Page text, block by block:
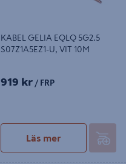
KABEL GELIA EQLQ 5G2.5
S07Z1A5EZ1-U, VIT 10M
919 kr / FRP
Läs mer